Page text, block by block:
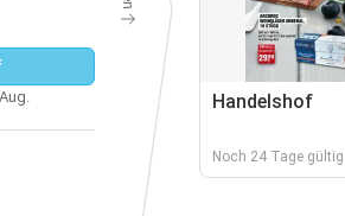
Handelshof
Noch 24 Tage gültig